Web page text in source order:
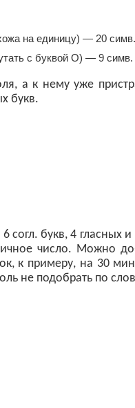
на единицу) — 20 симв.
с буквой О) — 9 симв.
а к нему уже
букв.
согл. букв, 4 гласных
число. Можно
к примеру, на 30
не подобрать по